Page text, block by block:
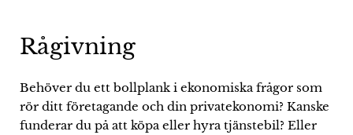
Rågivning
Behöver du ett bollplank i ekonomiska frågor som
rör ditt företagande och din privatekonomi? Kanske
funderar du på att köpa eller hyra tjänstebil? Eller